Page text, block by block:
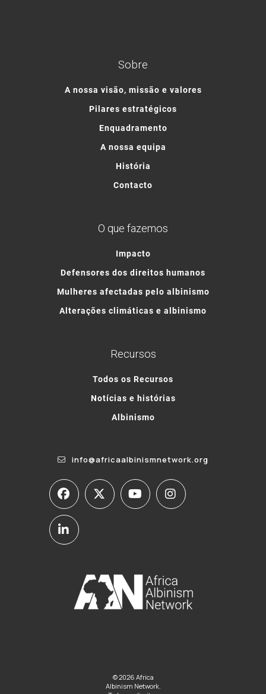
Sobre
A nossa visão, missão e valores
Pilares estratégicos
Enquadramento
A nossa equipa
História
Contacto
O que fazemos
Impacto
Defensores dos direitos humanos
Mulheres afectadas pelo albinismo
Alterações climáticas e albinismo
Recursos
Todos os Recursos
Notícias e histórias
Albinismo
info@africaalbinismnetwork.org
© 2026 Africa
Albinism Network.